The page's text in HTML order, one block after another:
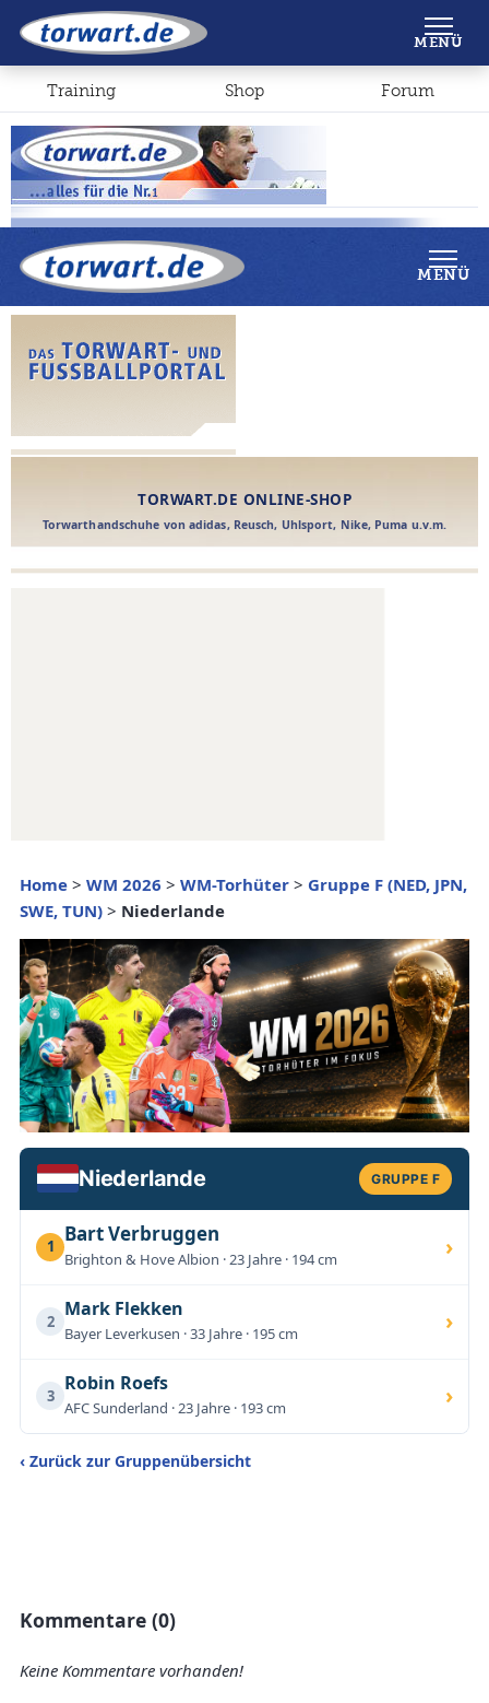
Shop Forum
MENÜ
Home > WM 2026 > WM-Torhüter > Gruppe F (NED, JPN,
SWE, TUN) > Niederlande
Niederlande GRUPPE F
1
Bart Verbruggen
Brighton & Hove Albion · 23 Jahre · 194 cm ›
2
Mark Flekken
Bayer Leverkusen · 33 Jahre · 195 cm ›
3
Robin Roefs
AFC Sunderland · 23 Jahre · 193 cm ›
‹ Zurück zur Gruppenübersicht
Kommentare (0)
Keine Kommentare vorhanden!